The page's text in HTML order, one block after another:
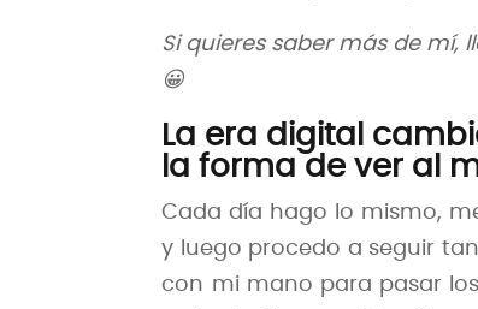
Si quieres saber más de mí,
😀
La era digital
la forma de ver al
Cada día hago lo mismo,
y luego procedo a seguir
con mi mano para pasar